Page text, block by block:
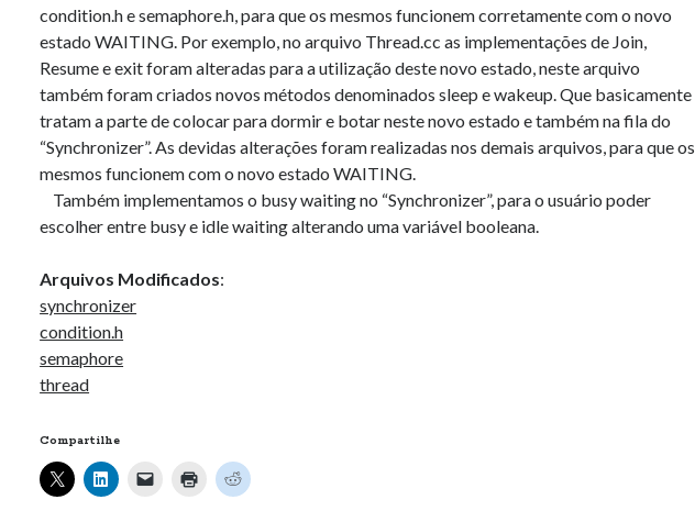
condition.h e semaphore.h, para que os mesmos funcionem corretamente com o novo
estado WAITING. Por exemplo, no arquivo Thread.cc as implementações de Join,
Resume e exit foram alteradas para a utilização deste novo estado, neste arquivo
também foram criados novos métodos denominados sleep e wakeup. Que basicamente
tratam a parte de colocar para dormir e botar neste novo estado e também na fila do
“Synchronizer”. As devidas alterações foram realizadas nos demais arquivos, para que os
mesmos funcionem com o novo estado WAITING.
Também implementamos o busy waiting no “Synchronizer”, para o usuário poder
escolher entre busy e idle waiting alterando uma variável booleana.
Arquivos Modificados:
synchronizer
condition.h
semaphore
thread
Compartilhe